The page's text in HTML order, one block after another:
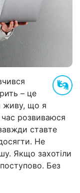
– це
живу, що я
розвиваюся
ставте
Не
Якщо захотіли
поступово. Без